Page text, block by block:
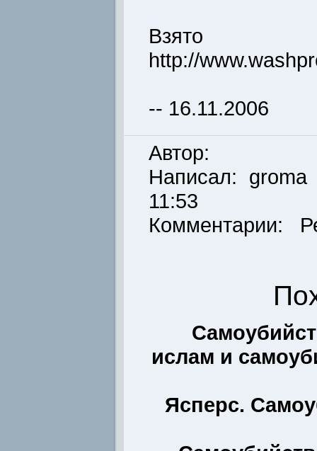
Взято
http://
-- 16.11.2006
Автор:
Написал: groma
11:53
Комментарии:
ислам и
Ясперс.